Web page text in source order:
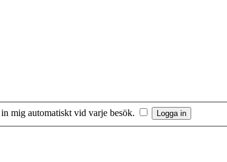
mig automatiskt vid varje besök.